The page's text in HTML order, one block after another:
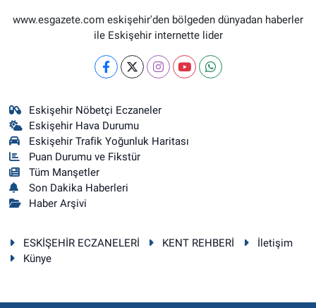
www.esgazete.com eskişehir'den bölgeden dünyadan haberler
ile Eskişehir internette lider
Eskişehir Nöbetçi Eczaneler
Eskişehir Hava Durumu
Eskişehir Trafik Yoğunluk Haritası
Puan Durumu ve Fikstür
Tüm Manşetler
Son Dakika Haberleri
Haber Arşivi
ESKİŞEHİR ECZANELERİ KENT REHBERİ
İletişim
Künye